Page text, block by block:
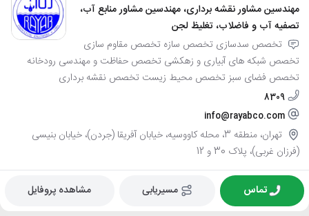
مهندسین مشاور نقشه برداری، مهندسین مشاور منابع آب،
تصفیه آب و فاضلاب، تغلیظ لجن
تخصص سدسازی تخصص سازه تخصص مقاوم سازی
تخصص شبکه های آبیاری و زهکشی تخصص حفاظت و مهندسی رودخانه
تخصص فضای سبز تخصص محیط زیست تخصص نقشه برداری
8309
info@rayabco.com
تهران، منطقه 3، محله کاووسیه، خیابان آفریقا (جردن)، خیابان بنیسی
(فرزان غربی)، پلاک 30 و 12
تماس مسیریابی مشاهده پروفایل